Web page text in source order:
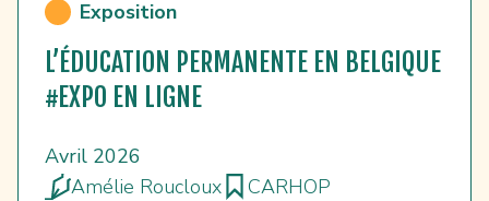
Exposition
L’ÉDUCATION PERMANENTE EN BELGIQUE
#EXPO EN LIGNE
Avril 2026
Amélie Roucloux
CARHOP